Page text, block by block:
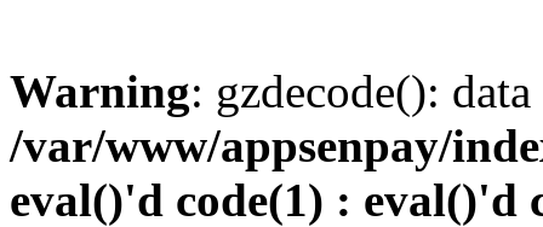
Warning: gzdecode():
/var/www/appsenpay/
eval()'d code(1) : eval()'d